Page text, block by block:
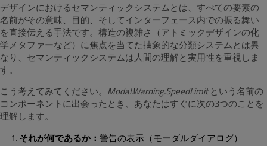
デザインにおけるセマンティックシステムとは、すべての要素の
名前がその意味、目的、そしてインターフェース内での振る舞い
を直接伝える手法です。構造の複雑さ（アトミックデザインの化
学メタファーなど）に焦点を当てた抽象的な分類システムとは異
なり、セマンティックシステムは人間の理解と実用性を重視しま
す。
こう考えてみてください。 Modal.Warning.SpeedLimitという名前の
コンポーネントに出会ったとき、あなたはすぐに次の3つのことを
理解します。
それが何であるか： 警告の表示（モーダルダイアログ）